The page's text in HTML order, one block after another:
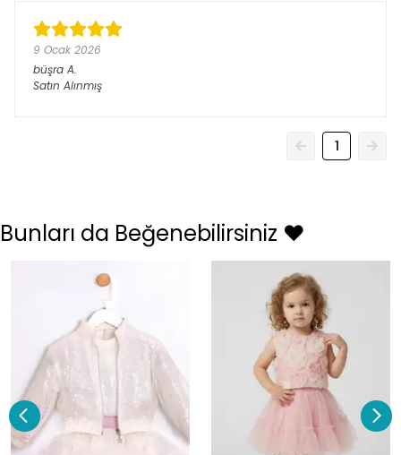
9 Ocak 2026
büşra A.
Satın Alınmış
1
Bunları da Beğenebilirsiniz ❤️